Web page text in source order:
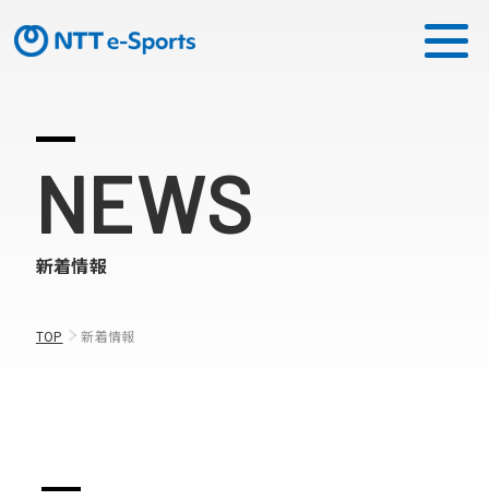
ミッション
ソリューション
ピックアップ
ニュース
NEWS
新着情報
TOP 新着情報